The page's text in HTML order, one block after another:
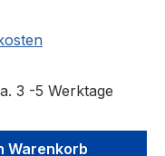
3 -5 Werktage
Warenkorb